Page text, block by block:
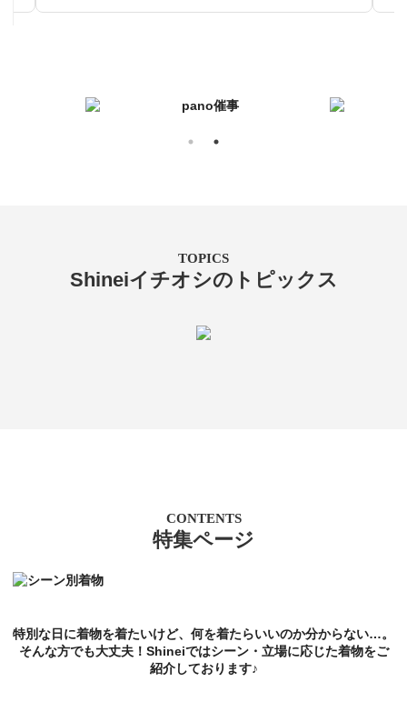
TOPICS
Shineiイチオシのトピックス
CONTENTS
特集ページ
特別な日に着物を着たいけど、何を着たらいいのか分からない…。
そんな方でも大丈夫！Shineiではシーン・立場に応じた着物をご
紹介しております♪